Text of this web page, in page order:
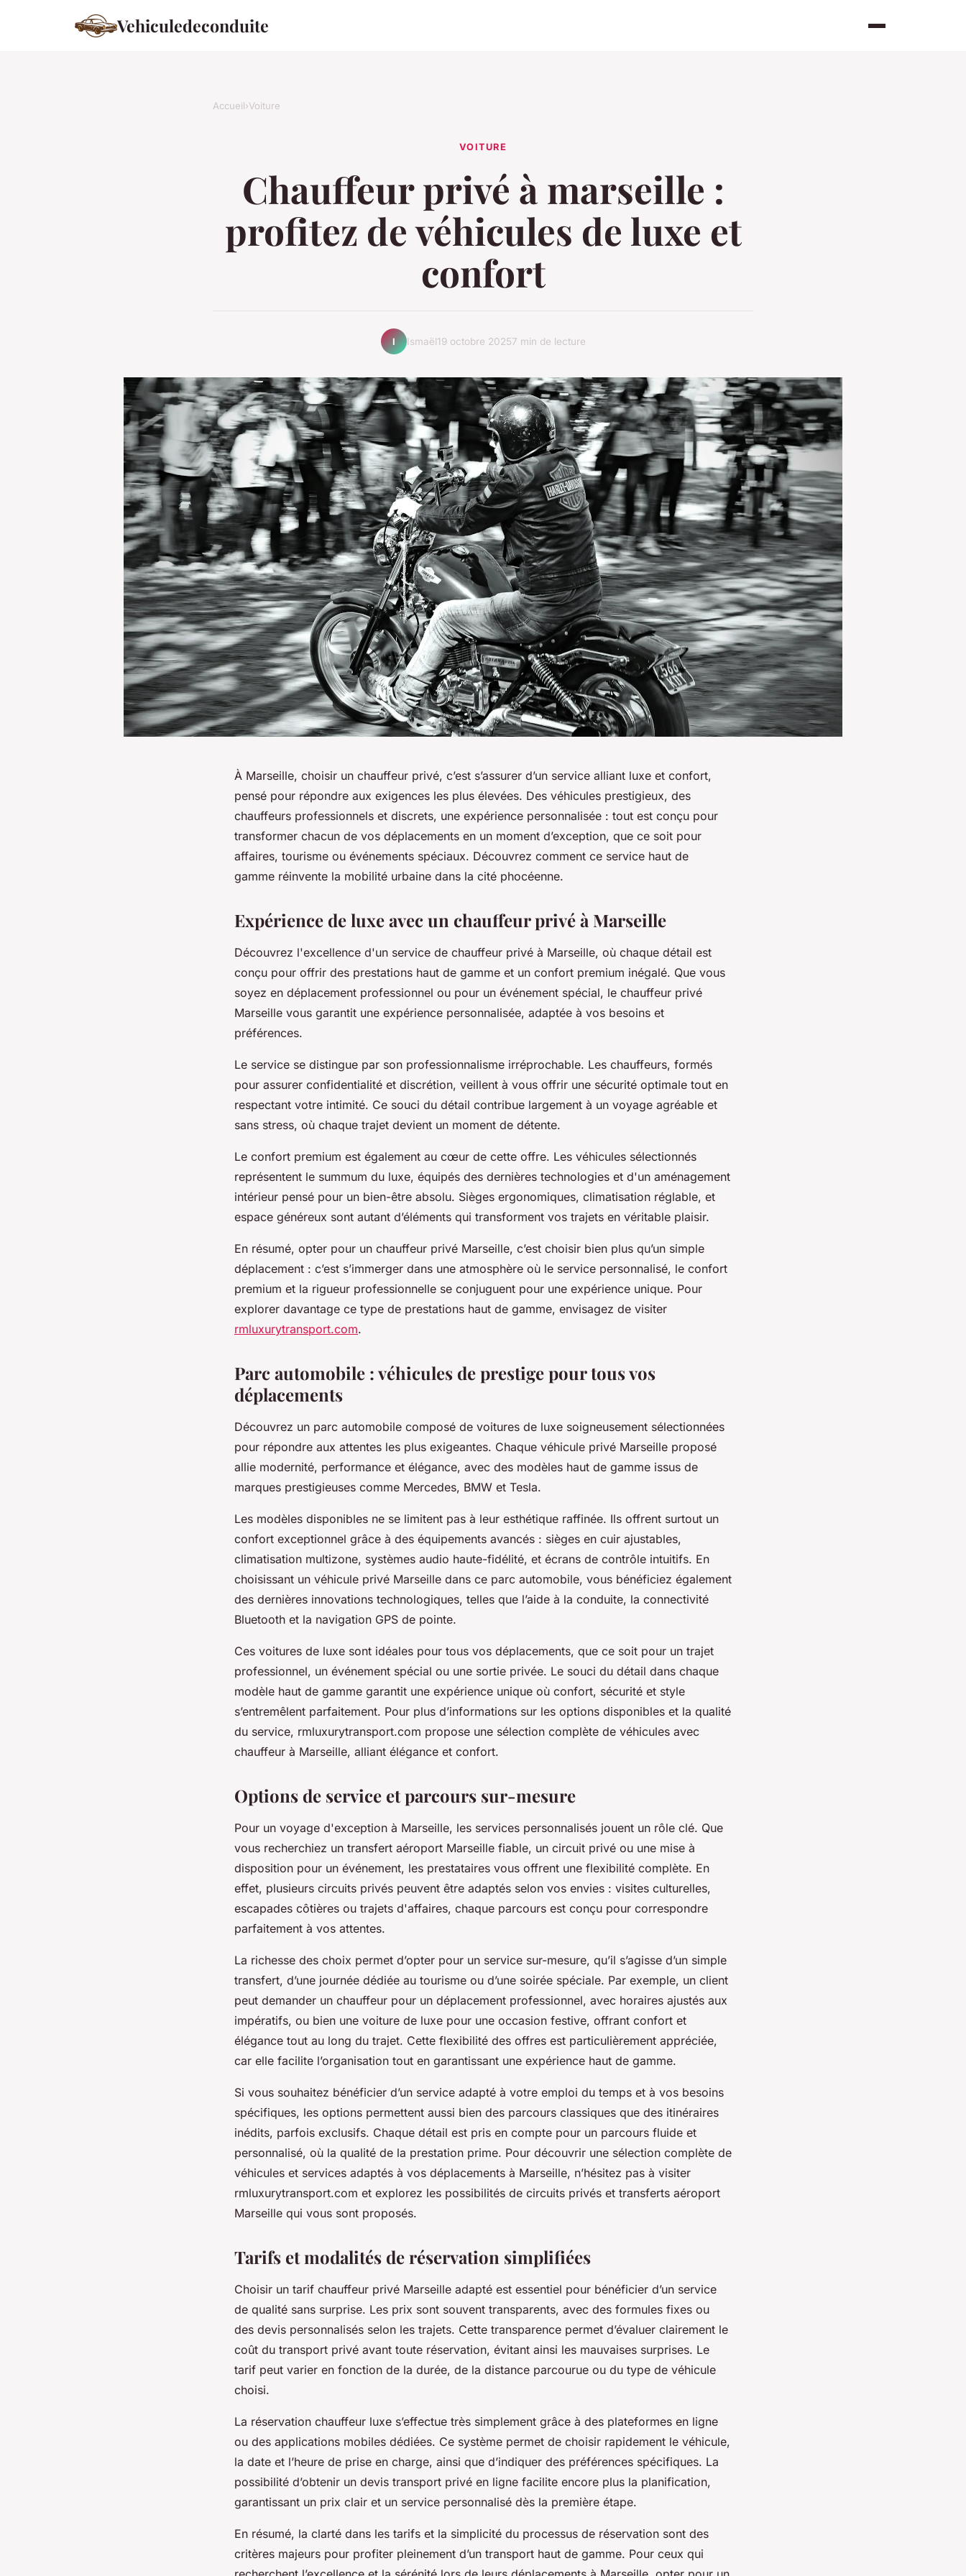
Vehiculedeconduite
Accueil›Voiture
VOITURE
Chauffeur privé à marseille :
profitez de véhicules de luxe et
confort
I Ismaël19 octobre 20257 min de lecture
À Marseille, choisir un chauffeur privé, c’est s’assurer d’un service alliant luxe et confort,
pensé pour répondre aux exigences les plus élevées. Des véhicules prestigieux, des
chauffeurs professionnels et discrets, une expérience personnalisée : tout est conçu pour
transformer chacun de vos déplacements en un moment d’exception, que ce soit pour
affaires, tourisme ou événements spéciaux. Découvrez comment ce service haut de
gamme réinvente la mobilité urbaine dans la cité phocéenne.
Expérience de luxe avec un chauffeur privé à Marseille
Découvrez l'excellence d'un service de chauffeur privé à Marseille, où chaque détail est
conçu pour offrir des prestations haut de gamme et un confort premium inégalé. Que vous
soyez en déplacement professionnel ou pour un événement spécial, le chauffeur privé
Marseille vous garantit une expérience personnalisée, adaptée à vos besoins et
préférences.
Le service se distingue par son professionnalisme irréprochable. Les chauffeurs, formés
pour assurer confidentialité et discrétion, veillent à vous offrir une sécurité optimale tout en
respectant votre intimité. Ce souci du détail contribue largement à un voyage agréable et
sans stress, où chaque trajet devient un moment de détente.
Le confort premium est également au cœur de cette offre. Les véhicules sélectionnés
représentent le summum du luxe, équipés des dernières technologies et d'un aménagement
intérieur pensé pour un bien-être absolu. Sièges ergonomiques, climatisation réglable, et
espace généreux sont autant d’éléments qui transforment vos trajets en véritable plaisir.
En résumé, opter pour un chauffeur privé Marseille, c’est choisir bien plus qu’un simple
déplacement : c’est s’immerger dans une atmosphère où le service personnalisé, le confort
premium et la rigueur professionnelle se conjuguent pour une expérience unique. Pour
explorer davantage ce type de prestations haut de gamme, envisagez de visiter
rmluxurytransport.com.
Parc automobile : véhicules de prestige pour tous vos
déplacements
Découvrez un parc automobile composé de voitures de luxe soigneusement sélectionnées
pour répondre aux attentes les plus exigeantes. Chaque véhicule privé Marseille proposé
allie modernité, performance et élégance, avec des modèles haut de gamme issus de
marques prestigieuses comme Mercedes, BMW et Tesla.
Les modèles disponibles ne se limitent pas à leur esthétique raffinée. Ils offrent surtout un
confort exceptionnel grâce à des équipements avancés : sièges en cuir ajustables,
climatisation multizone, systèmes audio haute-fidélité, et écrans de contrôle intuitifs. En
choisissant un véhicule privé Marseille dans ce parc automobile, vous bénéficiez également
des dernières innovations technologiques, telles que l’aide à la conduite, la connectivité
Bluetooth et la navigation GPS de pointe.
Ces voitures de luxe sont idéales pour tous vos déplacements, que ce soit pour un trajet
professionnel, un événement spécial ou une sortie privée. Le souci du détail dans chaque
modèle haut de gamme garantit une expérience unique où confort, sécurité et style
s’entremêlent parfaitement. Pour plus d’informations sur les options disponibles et la qualité
du service, rmluxurytransport.com propose une sélection complète de véhicules avec
chauffeur à Marseille, alliant élégance et confort.
Options de service et parcours sur-mesure
Pour un voyage d'exception à Marseille, les services personnalisés jouent un rôle clé. Que
vous recherchiez un transfert aéroport Marseille fiable, un circuit privé ou une mise à
disposition pour un événement, les prestataires vous offrent une flexibilité complète. En
effet, plusieurs circuits privés peuvent être adaptés selon vos envies : visites culturelles,
escapades côtières ou trajets d'affaires, chaque parcours est conçu pour correspondre
parfaitement à vos attentes.
La richesse des choix permet d’opter pour un service sur-mesure, qu’il s’agisse d’un simple
transfert, d’une journée dédiée au tourisme ou d’une soirée spéciale. Par exemple, un client
peut demander un chauffeur pour un déplacement professionnel, avec horaires ajustés aux
impératifs, ou bien une voiture de luxe pour une occasion festive, offrant confort et
élégance tout au long du trajet. Cette flexibilité des offres est particulièrement appréciée,
car elle facilite l’organisation tout en garantissant une expérience haut de gamme.
Si vous souhaitez bénéficier d’un service adapté à votre emploi du temps et à vos besoins
spécifiques, les options permettent aussi bien des parcours classiques que des itinéraires
inédits, parfois exclusifs. Chaque détail est pris en compte pour un parcours fluide et
personnalisé, où la qualité de la prestation prime. Pour découvrir une sélection complète de
véhicules et services adaptés à vos déplacements à Marseille, n’hésitez pas à visiter
rmluxurytransport.com et explorez les possibilités de circuits privés et transferts aéroport
Marseille qui vous sont proposés.
Tarifs et modalités de réservation simplifiées
Choisir un tarif chauffeur privé Marseille adapté est essentiel pour bénéficier d’un service
de qualité sans surprise. Les prix sont souvent transparents, avec des formules fixes ou
des devis personnalisés selon les trajets. Cette transparence permet d’évaluer clairement le
coût du transport privé avant toute réservation, évitant ainsi les mauvaises surprises. Le
tarif peut varier en fonction de la durée, de la distance parcourue ou du type de véhicule
choisi.
La réservation chauffeur luxe s’effectue très simplement grâce à des plateformes en ligne
ou des applications mobiles dédiées. Ce système permet de choisir rapidement le véhicule,
la date et l’heure de prise en charge, ainsi que d’indiquer des préférences spécifiques. La
possibilité d’obtenir un devis transport privé en ligne facilite encore plus la planification,
garantissant un prix clair et un service personnalisé dès la première étape.
En résumé, la clarté dans les tarifs et la simplicité du processus de réservation sont des
critères majeurs pour profiter pleinement d’un transport haut de gamme. Pour ceux qui